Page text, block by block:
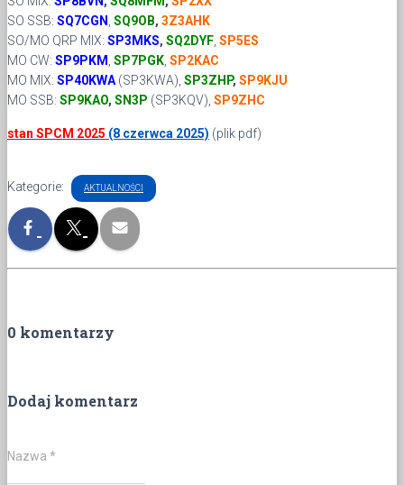
SO SSB: SQ7CGN SQ9OB, 3Z3AHK
SO/MO QRP MIX: SP3MKS, SQ2DYF SP5ES
MO CW: SP9PKM SP7PGK SP2KAC
MO MIX: SP40KWA (SP3KWA) SP3ZHP, SP9KJU
MO SSB: SP9KAO, SN3P (SP3KQV), SP9ZHC
stan SPCM 2025 (8 czerwca 2025) (plik pdf)
Kategorie: AKTUALNOŚCI
0 komentarzy
Dodaj komentarz
Nazwa *